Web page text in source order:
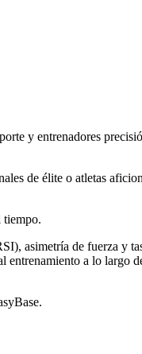
y entrenadores
de élite o atletas
tiempo.
asimetría de fuerza y
entrenamiento a lo largo